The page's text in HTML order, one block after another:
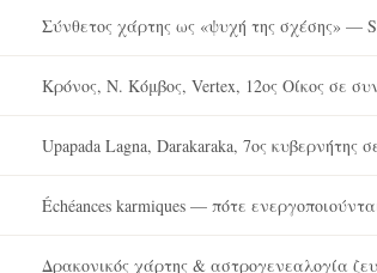
Σύνθετος χάρτης ως «ψυχή της σχέσης» —
Κρόνος, Ν. Κόμβος, Vertex, 12ος Οίκος σε
Upapada Lagna, Darakaraka, 7ος κυβερνήτης
Échéances karmiques — πότε
Δρακονικός χάρτης & αστρογενεαλογία